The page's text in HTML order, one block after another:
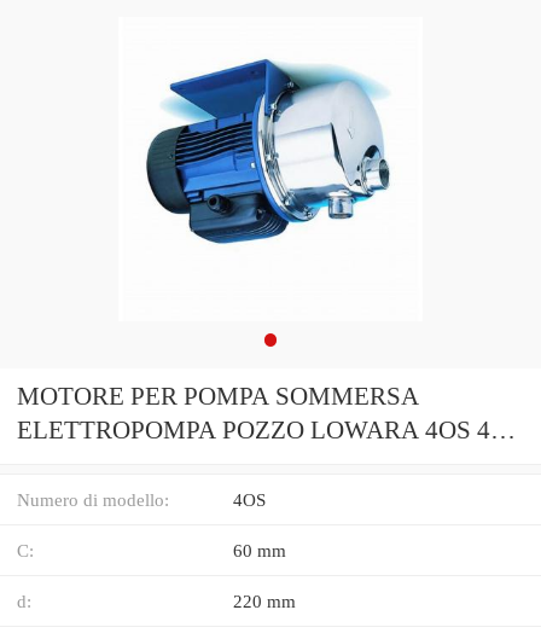
MOTORE PER POMPA SOMMERSA
ELETTROPOMPA POZZO LOWARA 4OS 4"
Numero di modello: 4OS
C: 60 mm
d: 220 mm